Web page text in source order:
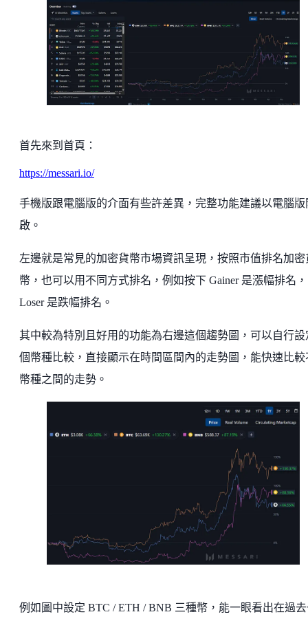
首先來到首頁：
https://messari.io/
手機版跟電腦版的介面有些許差異，完整功能建議以電腦版
啟。
左邊就是常見的加密貨幣市場資訊呈現，按照市值排名加密
幣，也可以用不同方式排名，例如按下 Gainer 是漲幅排名，
Loser 是跌幅排名。
其中較為特別且好用的功能為右邊這個趨勢圖，可以自行設
個幣種比較，直接顯示在時間區間內的走勢圖，能快速比較
幣種之間的走勢。
例如圖中設定 BTC / ETH / BNB 三種幣，能一眼看出在過